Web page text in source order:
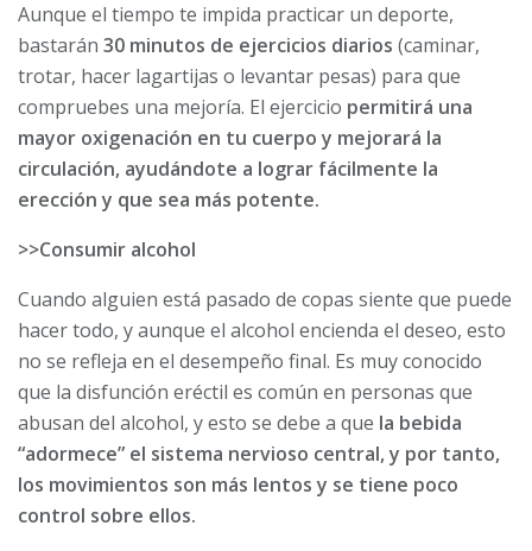
Aunque el tiempo te impida practicar un deporte,
bastarán 30 minutos de ejercicios diarios (caminar,
trotar, hacer lagartijas o levantar pesas) para que
compruebes una mejoría. El ejercicio permitirá una
mayor oxigenación en tu cuerpo y mejorará la
circulación, ayudándote a lograr fácilmente la
erección y que sea más potente.
>>Consumir alcohol
Cuando alguien está pasado de copas siente que puede
hacer todo, y aunque el alcohol encienda el deseo, esto
no se refleja en el desempeño final. Es muy conocido
que la disfunción eréctil es común en personas que
abusan del alcohol, y esto se debe a que la bebida
“adormece” el sistema nervioso central, y por tanto,
los movimientos son más lentos y se tiene poco
control sobre ellos.